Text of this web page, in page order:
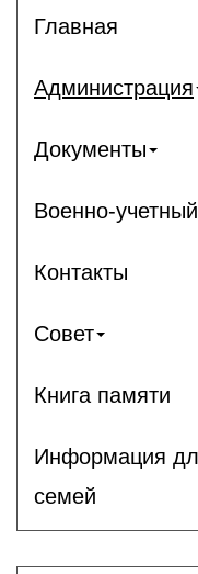
Главная
Администрация
Документы
Военно-
Контакты
Совет
Книга памяти
Информация
семей